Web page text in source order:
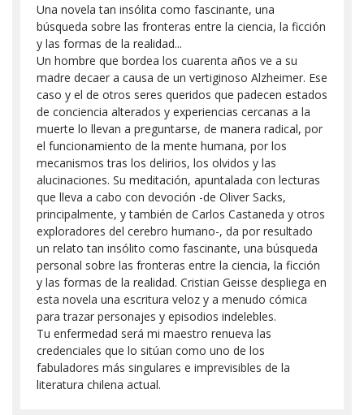
Una novela tan insólita como fascinante, una
búsqueda sobre las fronteras entre la ciencia, la ficción
y las formas de la realidad...
Un hombre que bordea los cuarenta años ve a su
madre decaer a causa de un vertiginoso Alzheimer. Ese
caso y el de otros seres queridos que padecen estados
de conciencia alterados y experiencias cercanas a la
muerte lo llevan a preguntarse, de manera radical, por
el funcionamiento de la mente humana, por los
mecanismos tras los delirios, los olvidos y las
alucinaciones. Su meditación, apuntalada con lecturas
que lleva a cabo con devoción -de Oliver Sacks,
principalmente, y también de Carlos Castaneda y otros
exploradores del cerebro humano-, da por resultado
un relato tan insólito como fascinante, una búsqueda
personal sobre las fronteras entre la ciencia, la ficción
y las formas de la realidad. Cristian Geisse despliega en
esta novela una escritura veloz y a menudo cómica
para trazar personajes y episodios indelebles.
Tu enfermedad será mi maestro renueva las
credenciales que lo sitúan como uno de los
fabuladores más singulares e imprevisibles de la
literatura chilena actual.